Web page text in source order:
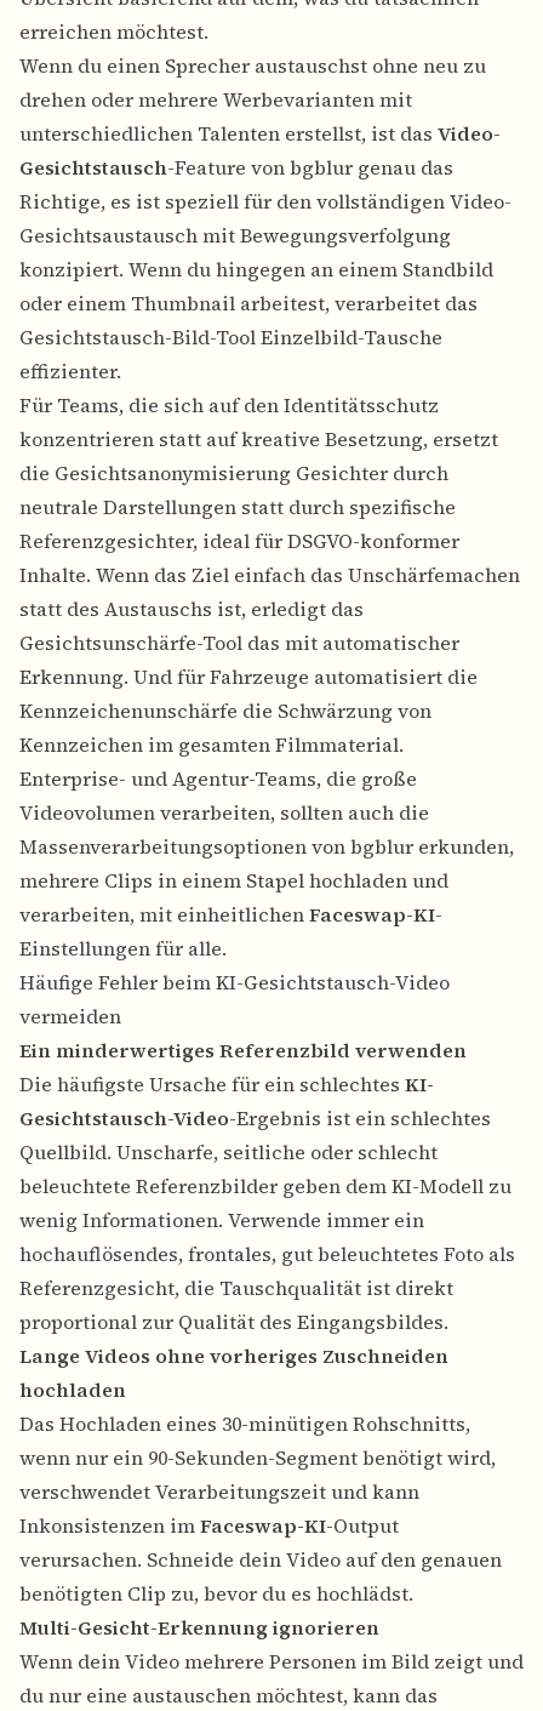
erreichen möchtest.
Wenn du einen Sprecher austauschst ohne neu zu
drehen oder mehrere Werbevarianten mit
unterschiedlichen Talenten erstellst, ist das Video-
Gesichtstausch-Feature von bgblur genau das
Richtige, es ist speziell für den vollständigen Video-
Gesichtsaustausch mit Bewegungsverfolgung
konzipiert. Wenn du hingegen an einem Standbild
oder einem Thumbnail arbeitest, verarbeitet das
Gesichtstausch-Bild-ToolEinzelbild-Tausche
effizienter.
Für Teams, die sich auf den Identitätsschutz
konzentrieren statt auf kreative Besetzung, ersetzt
die Gesichtsanonymisierung Gesichter durch
neutrale Darstellungen statt durch spezifische
Referenzgesichter, ideal für DSGVO-konformer
Inhalte. Wenn das Ziel einfach das Unschärfemachen
statt des Austauschs ist, erledigt das
Gesichtsunschärfe-Tool das mit automatischer
Erkennung. Und für Fahrzeuge automatisiert die
Kennzeichenunschärfe die Schwärzung von
Kennzeichen im gesamten Filmmaterial.
Enterprise- und Agentur-Teams, die große
Videovolumen verarbeiten, sollten auch die
Massenverarbeitungsoptionen von bgblur erkunden,
mehrere Clips in einem Stapel hochladen und
verarbeiten, mit einheitlichenFaceswap-KI-
Einstellungen für alle.
Häufige Fehler beim KI-Gesichtstausch-Video
vermeiden
Ein minderwertiges Referenzbild verwenden
Die häufigste Ursache für ein schlechtes KI-
Gesichtstausch-Video-Ergebnis ist ein schlechtes
Quellbild. Unscharfe, seitliche oder schlecht
beleuchtete Referenzbilder geben dem KI-Modell zu
wenig Informationen. Verwende immer ein
hochauflösendes, frontales, gut beleuchtetes Foto als
Referenzgesicht, die Tauschqualität ist direkt
proportional zur Qualität des Eingangsbildes.
Lange Videos ohne vorheriges Zuschneiden
hochladen
Das Hochladen eines 30-minütigen Rohschnitts,
wenn nur ein 90-Sekunden-Segment benötigt wird,
verschwendet Verarbeitungszeit und kann
Inkonsistenzen imFaceswap-KI-Output
verursachen. Schneide dein Video auf den genauen
benötigten Clip zu, bevor du es hochlädst.
Multi-Gesicht-Erkennung ignorieren
Wenn dein Video mehrere Personen im Bild zeigt und
du nur eine austauschen möchtest, kann das